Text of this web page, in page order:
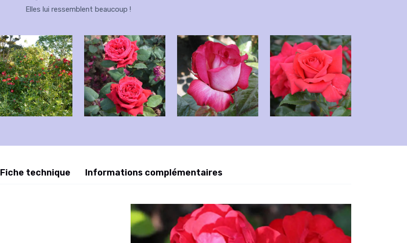
Elles lui ressemblent beaucoup !
Fiche technique Informations complémentaires